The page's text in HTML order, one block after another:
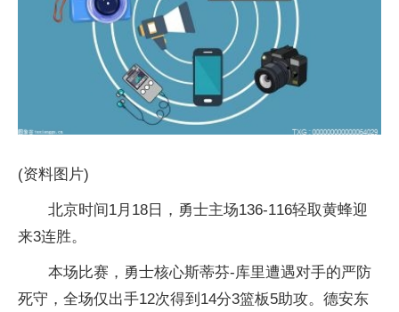
(资料图片)
北京时间1月18日，勇士主场136-116轻取黄蜂迎
来3连胜。
本场比赛，勇士核心斯蒂芬-库里遭遇对手的严防
死守，全场仅出手12次得到14分3篮板5助攻。德安东